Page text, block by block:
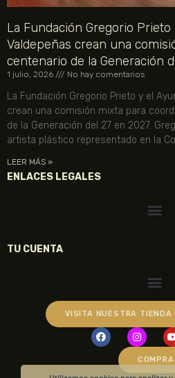
La Fundación Gregorio
Valdepeñas crean una
centenario de la Generación
1 julio, 2026 No hay comentarios
La Fundación Gregorio Prieto y el
crean una comisión mixta para
de la Generación del 27 en 2027.
artista plástico representado en la
LEER MÁS »
ENLACES LEGALES
TU CUENTA
VISITA NUESTRA TIENDA